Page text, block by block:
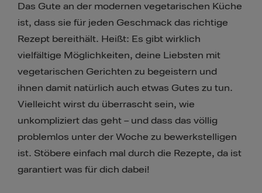
Das Gute an der modernen vegetarischen Küche
ist, dass sie für jeden Geschmack das richtige
Rezept bereithält. Heißt: Es gibt wirklich
vielfältige Möglichkeiten, deine Liebsten mit
vegetarischen Gerichten zu begeistern und
ihnen damit natürlich auch etwas Gutes zu tun.
Vielleicht wirst du überrascht sein, wie
unkompliziert das geht – und dass das völlig
problemlos unter der Woche zu bewerkstelligen
ist. Stöbere einfach mal durch die Rezepte, da ist
garantiert was für dich dabei!